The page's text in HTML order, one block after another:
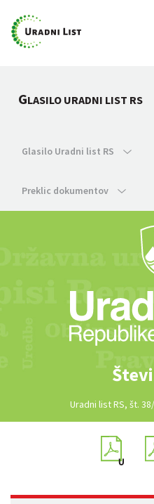
GLASILO URADNI LIST RS
Glasilo Uradni list RS
Preklic dokumentov
Uradni list RS, št.